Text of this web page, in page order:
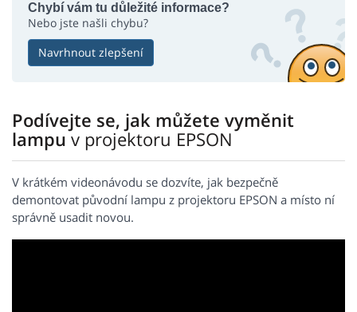
Chybí vám tu důležité informace?
Nebo jste našli chybu?
Navrhnout zlepšení
Podívejte se, jak můžete vyměnit
lampuv projektoru EPSON
V krátkém videonávodu se dozvíte, jak bezpečně
demontovat původní lampu z projektoru EPSON a místo ní
správně usadit novou.